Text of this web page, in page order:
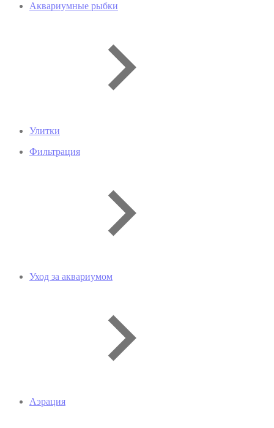
Аквариумные рыбки
Улитки
Фильтрация
Уход за аквариумом
Аэрация